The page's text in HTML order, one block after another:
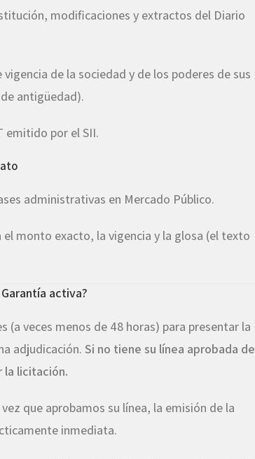
modificaciones y extractos del Diario
de la sociedad y de los poderes de sus
antigüedad).
emitido por el SII.
administrativas en Mercado Público.
el monto exacto, la vigencia y la glosa (el texto
activa?
(a veces menos de 48 horas) para presentar la
adjudicación. Si no tiene su línea aprobada de
la licitación.
vez que aprobamos su línea, la emisión de la
inmediata.